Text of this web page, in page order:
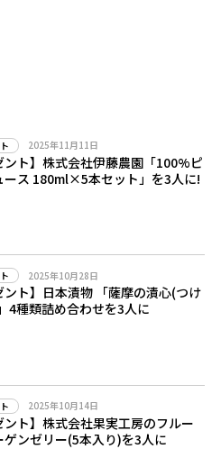
2025年11月11日
ント】株式会社伊藤農園「100%ピ
ース 180ml×5本セット」を3人に!
2025年10月28日
ント】日本漬物 「薩摩の漬心(つけ
4種類詰め合わせを3人に
2025年10月14日
ント】株式会社果実工房のフルー
ゲンゼリー(5本入り)を3人に